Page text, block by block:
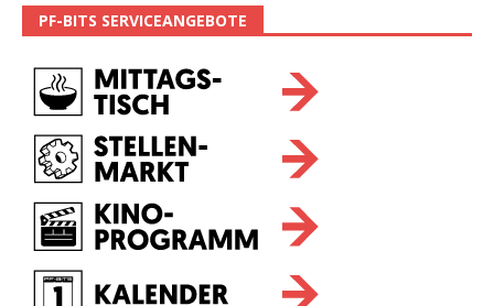
PF-BITS SERVICEANGEBOTE